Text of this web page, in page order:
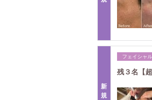
新
規
フェイシャル
残３名【